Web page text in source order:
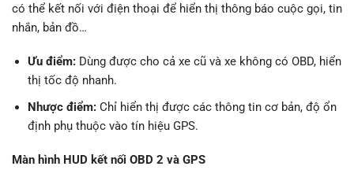
có thể kết nối với điện thoại để hiển thị thông báo cuộc gọi, tin
nhắn, bản đồ…
Ưu điểm:Dùng được cho cả xe cũ và xe không có OBD, hiển
thị tốc độ nhanh.
Nhược điểm:Chỉ hiển thị được các thông tin cơ bản, độ ổn
định phụ thuộc vào tín hiệu GPS.
Màn hình HUD kết nối OBD 2 và GPS